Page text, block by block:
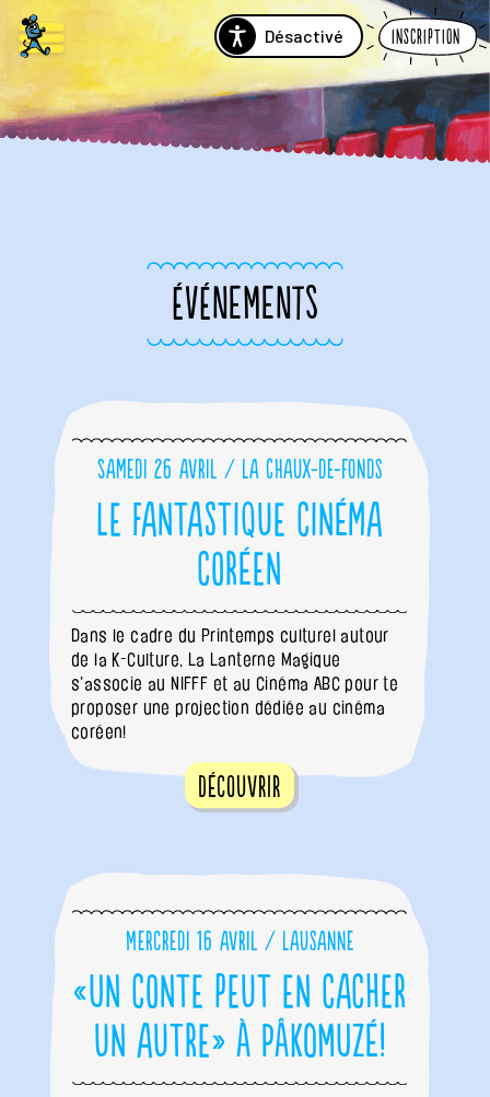
Désactivé Inscription
ÉVÉNEMENTS
Samedi 26 avril / La Chaux-de-Fonds
Le fantastique cinéma
coréen
Dans le cadre du Printemps culturel autour
de la K-Culture, La Lanterne Magique
s'associe au NIFFF et au Cinéma ABC pour te
proposer une projection dédiée au cinéma
coréen!
Découvrir
Mercredi 16 avril / Lausanne
«Un conte peut en cacher
un autre» à PâKOMUZé!